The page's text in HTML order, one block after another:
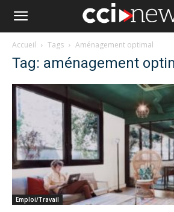
Accueil Tags Aménagement optimal
Tag: aménagement
Emploi/Travail